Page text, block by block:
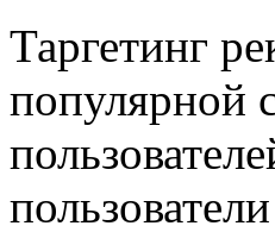
Таргетинг
популярной